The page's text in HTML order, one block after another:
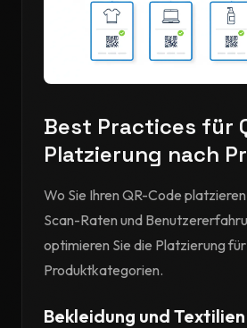
Best Practices für
Platzierung nach
Wo Sie Ihren QR-Code
Scan-Raten und
optimieren Sie die Platzierung
Produktkategorien.
Bekleidung und Textilien